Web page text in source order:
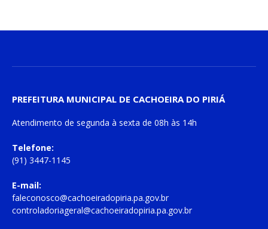
PREFEITURA MUNICIPAL DE CACHOEIRA DO PIRIÁ
Atendimento de segunda à sexta de 08h às 14h
Telefone:
(91) 3447-1145
E-mail:
faleconosco@cachoeiradopiria.pa.gov.br
controladoriageral@cachoeiradopiria.pa.gov.br